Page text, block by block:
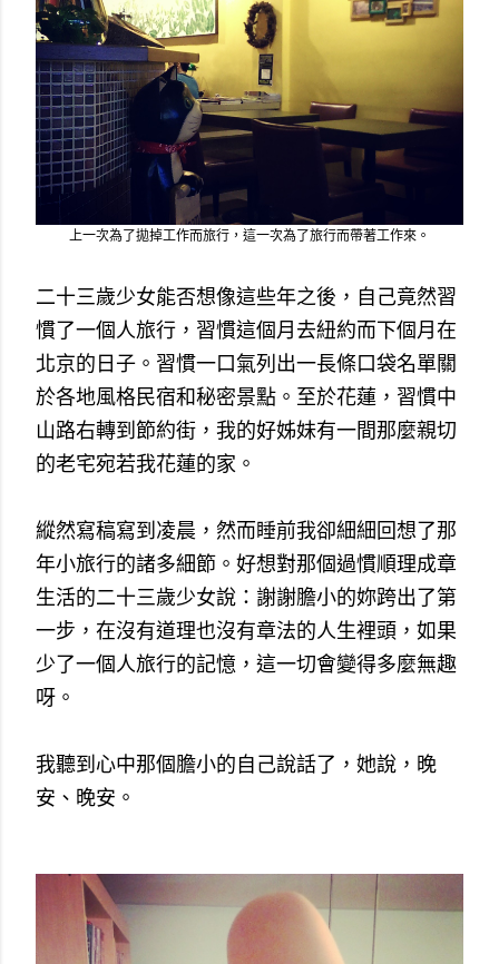
上一次為了拋掉工作而旅行，這一次為了旅行而帶著工作來。
二十三歲少女能否想像這些年之後，自己竟然習
慣了一個人旅行，習慣這個月去紐約而下個月在
北京的日子。習慣一口氣列出一長條口袋名單關
於各地風格民宿和秘密景點。至於花蓮，習慣中
山路右轉到節約街，我的好姊妹有一間那麼親切
的老宅宛若我花蓮的家。
縱然寫稿寫到凌晨，然而睡前我卻細細回想了那
年小旅行的諸多細節。好想對那個過慣順理成章
生活的二十三歲少女說：謝謝膽小的妳跨出了第
一步，在沒有道理也沒有章法的人生裡頭，如果
少了一個人旅行的記憶，這一切會變得多麼無趣
呀。
我聽到心中那個膽小的自己說話了，她說，晚
安、晚安。